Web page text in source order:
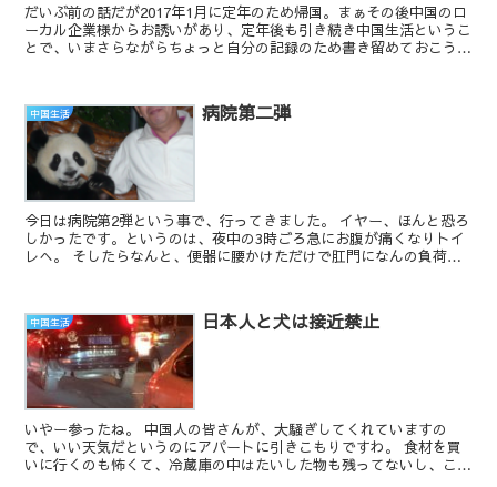
だいぶ前の話だが2017年1月に定年のため帰国。まぁその後中国のロ
ーカル企業様からお誘いがあり、定年後も引き続き中国生活というこ
とで、いまさらながらちょっと自分の記録のため書き留めておこうと
中国生活 病院第二弾
今日は病院第2弾という事で、行ってきました。 イヤー、ほんと恐ろ
しかったです。というのは、夜中の3時ごろ急にお腹が痛くなりトイ
レへ。 そしたらなんと、便器に腰かけただけで肛門になんの負荷も
中国生活 日本人と犬は接近禁止
いやー参ったね。 中国人の皆さんが、大騒ぎしてくれていますの
で、いい天気だというのにアパートに引きこもりですわ。 食材を買
いに行くのも怖くて、冷蔵庫の中はたいした物も残ってないし、こん